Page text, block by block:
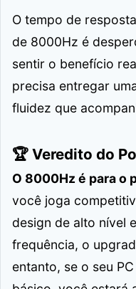
O tempo de
de 8000Hz é
sentir o benefício
precisa entregar
fluidez que
🏆 Veredito do
O 8000Hz é para o
você joga
design de alto nível
frequência, o
entanto, se o seu